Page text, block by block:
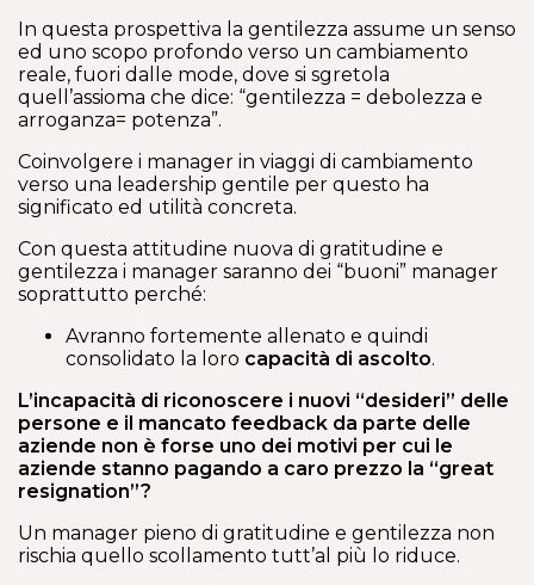
In questa prospettiva la gentilezza assume un senso
ed uno scopo profondo verso un cambiamento
reale, fuori dalle mode, dove si sgretola
quell’assioma che dice: “gentilezza = debolezza e
arroganza= potenza”.
Coinvolgere i manager in viaggi di cambiamento
verso una leadership gentile per questo ha
significato ed utilità concreta.
Con questa attitudine nuova di gratitudine e
gentilezza i manager saranno dei “buoni” manager
soprattutto perché:
Avranno fortemente allenato e quindi
consolidato la loro capacità di ascolto.
L’incapacità di riconoscere i nuovi “desideri” delle
persone e il mancato feedback da parte delle
aziende non è forse uno dei motivi per cui le
aziende stanno pagando a caro prezzo la “great
resignation”?
Un manager pieno di gratitudine e gentilezza non
rischia quello scollamento tutt’al più lo riduce.